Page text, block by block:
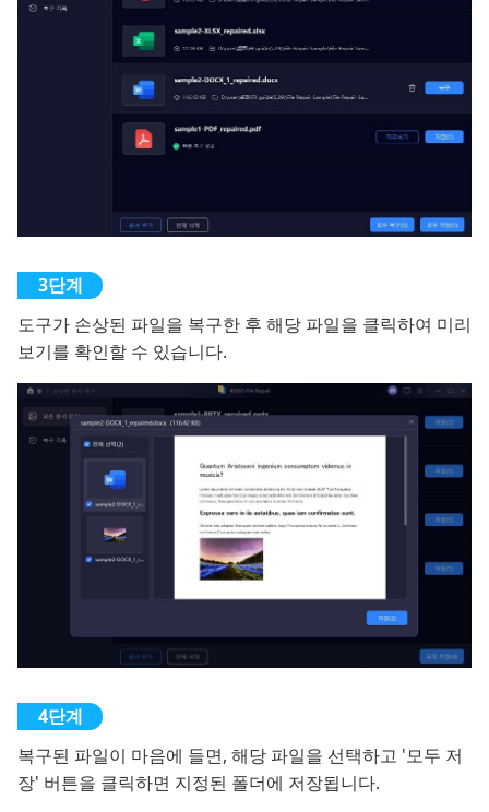
도구가 손상된 파일을 복구한 후 해당 파일을 클릭하여 미리
보기를 확인할 수 있습니다.
복구된 파일이 마음에 들면, 해당 파일을 선택하고 '모두 저
장' 버튼을 클릭하면 지정된 폴더에 저장됩니다.